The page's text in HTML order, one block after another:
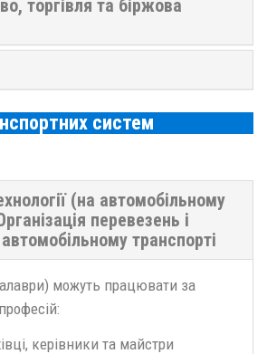
торгівля та біржова
систем
(на автомобільному
перевезень і
транспорті
можуть працювати за
керівники та майстри